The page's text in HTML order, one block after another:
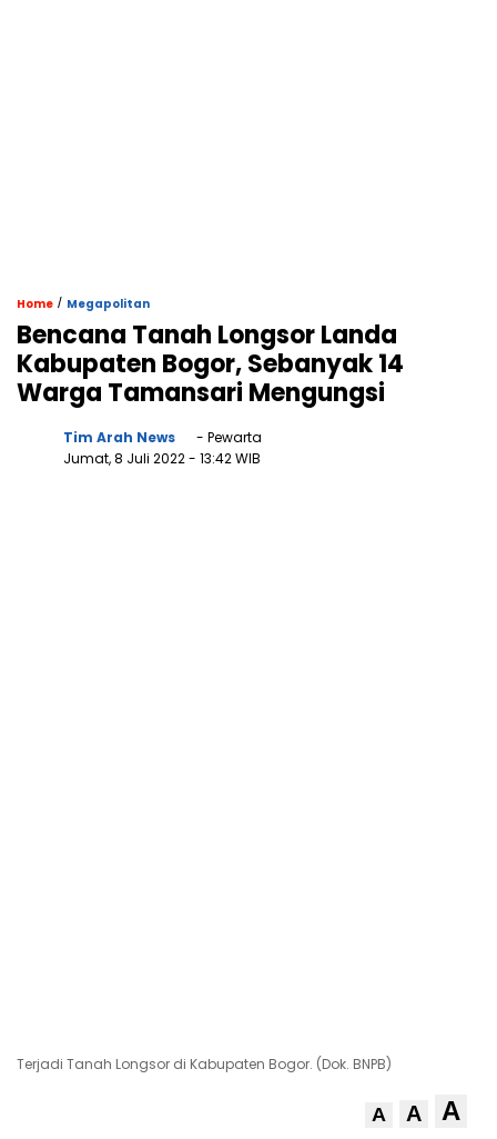
Home / Megapolitan
Bencana Tanah Longsor Landa
Kabupaten Bogor, Sebanyak 14
Warga Tamansari Mengungsi
Tim Arah News
- Pewarta
Jumat, 8 Juli 2022- 13:42 WIB
Terjadi Tanah Longsor di Kabupaten Bogor. (Dok. BNPB)
A A A